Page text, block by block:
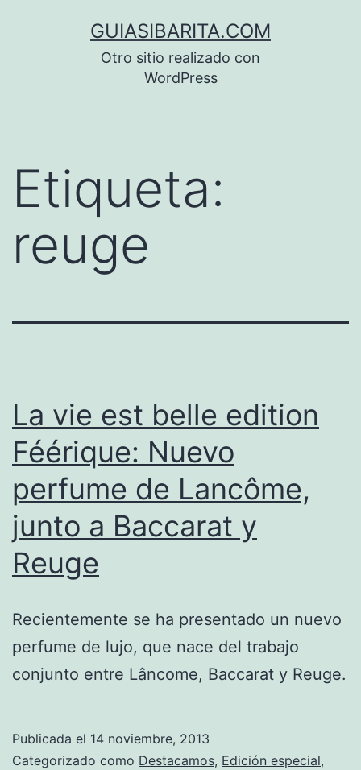
GUIASIBARITA.COM
Otro sitio realizado con
WordPress
Etiqueta:
reuge
La vie est belle edition
Féérique: Nuevo
perfume de Lancôme,
junto a Baccarat y
Reuge
Recientemente se ha presentado un nuevo
perfume de lujo, que nace del trabajo
conjunto entre Lâncome, Baccarat y Reuge.
Publicada el 14 noviembre, 2013
Categorizado como Destacamos, Edición especial,